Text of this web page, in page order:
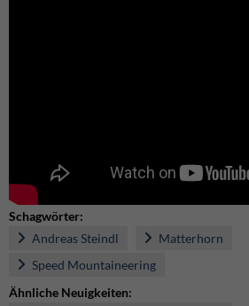
Schagwörter:
Andreas Steindl
Matterhorn
Speed Mountaineering
Ähnliche Neuigkeiten: